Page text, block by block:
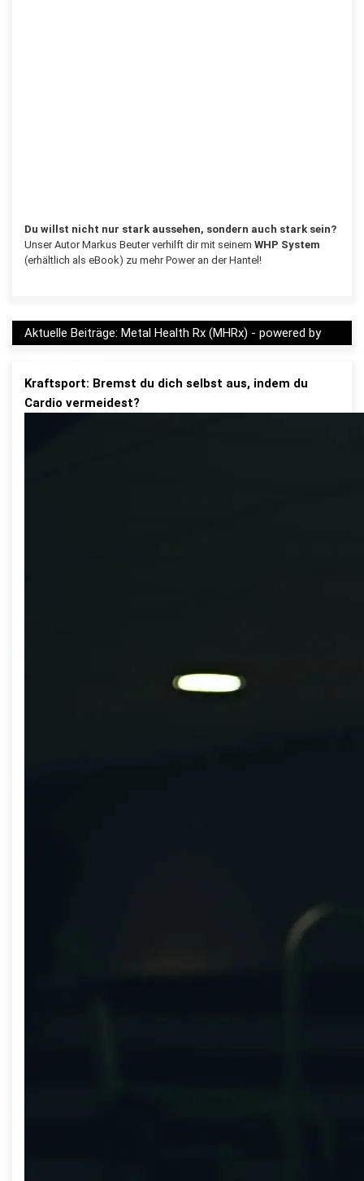
Du willst nicht nur stark aussehen, sondern auch stark sein?
Unser Autor Markus Beuter verhilft dir mit seinem WHP System
(erhältlich als eBook) zu mehr Power an der Hantel!
Aktuelle Beiträge: Metal Health Rx (MHRx) - powered by
Kraftsport: Bremst du dich selbst aus, indem du
Cardio vermeidest?